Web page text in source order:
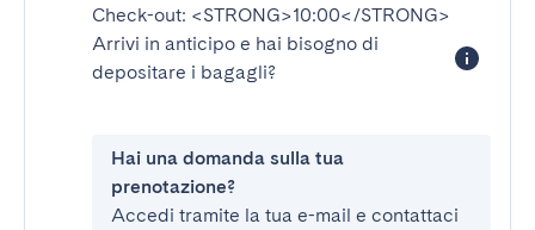
Check-out: <STRONG>10:00</STRONG>
Arrivi in anticipo e hai bisogno di
depositare i bagagli?
Hai una domanda sulla tua
prenotazione?
Accedi tramite la tua e-mail e contattaci